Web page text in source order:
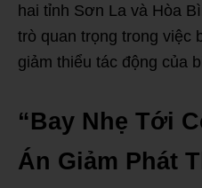
hai tỉnh Sơn La và Hòa
trò quan trọng trong việc
giảm thiểu tác động của
“Bay Nhẹ Tới
Án Giảm Phát